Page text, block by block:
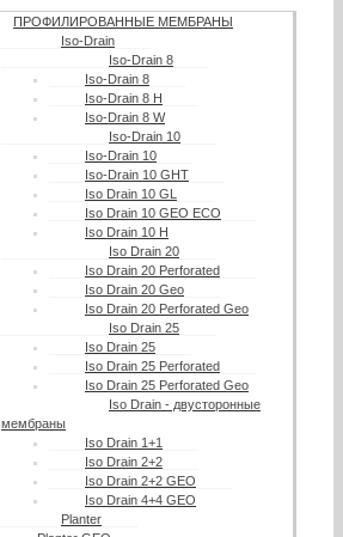
ПРОФИЛИРОВАННЫЕ МЕМБРАНЫ
Iso-Drain
Iso-Drain 8
Iso-Drain 8
Iso-Drain 8 Н
Iso-Drain 8 W
Iso-Drain 10
Iso-Drain 10
Iso-Drain 10 GHT
Iso Drain 10 GL
Iso Drain 10 GEO ECO
Iso Drain 10 H
Iso Drain 20
Iso Drain 20 Perforated
Iso Drain 20 Geo
Iso Drain 20 Perforated Geo
Iso Drain 25
Iso Drain 25
Iso Drain 25 Perforated
Iso Drain 25 Perforated Geo
Iso Drain - двусторонные
мембраны
Iso Drain 1+1
Iso Drain 2+2
Iso Drain 2+2 GEO
Iso Drain 4+4 GEO
Planter